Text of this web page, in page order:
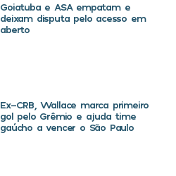
Goiatuba e ASA empatam e
deixam disputa pelo acesso em
aberto
Ex-CRB, Wallace marca primeiro
gol pelo Grêmio e ajuda time
gaúcho a vencer o São Paulo